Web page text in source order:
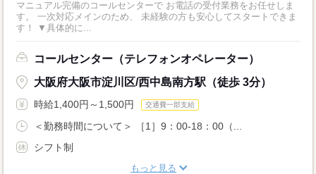
マニュアル完備のコールセンターで お電話の受付業務をお任せしま
す。 一次対応メインのため、 未経験の方も安心してスタートできま
す！ ▼具体的に...
コールセンター（テレフォンオペレーター）
大阪府大阪市淀川区/西中島南方駅（徒歩 3分）
時給1,400円～1,500円 交通費一部支給
＜勤務時間について＞ ［1］9：00-18：00（...
シフト制
もっと見る